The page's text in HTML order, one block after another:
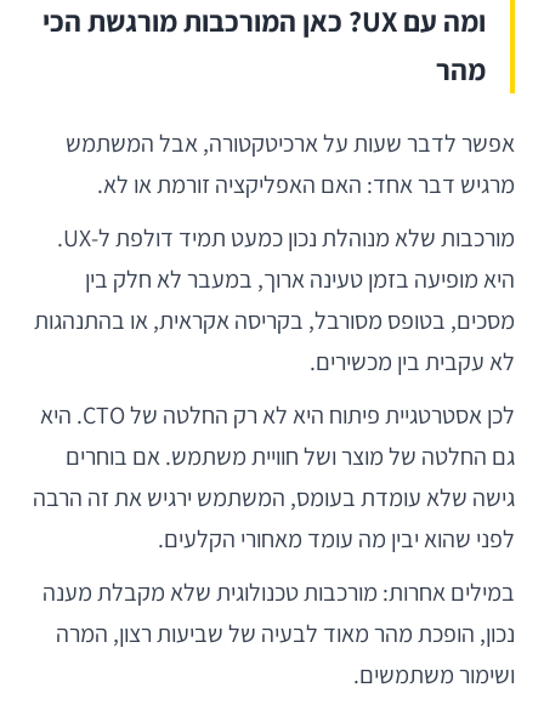
ומה עם UX? כאן המורכבות מורגשת הכי
מהר
אפשר לדבר שעות על ארכיטקטורה, אבל המשתמש
מרגיש דבר אחד: האם האפליקציה זורמת או לא.
מורכבות שלא מנוהלת נכון כמעט תמיד דולפת ל-UX.
היא מופיעה בזמן טעינה ארוך, במעבר לא חלק בין
מסכים, בטופס מסורבל, בקריסה אקראית, או בהתנהגות
לא עקבית בין מכשירים.
לכן אסטרטגיית פיתוח היא לא רק החלטה של CTO. היא
גם החלטה של מוצר ושל חוויית משתמש. אם בוחרים
גישה שלא עומדת בעומס, המשתמש ירגיש את זה הרבה
לפני שהוא יבין מה עומד מאחורי הקלעים.
במילים אחרות: מורכבות טכנולוגית שלא מקבלת מענה
נכון, הופכת מהר מאוד לבעיה של שביעות רצון, המרה
ושימור משתמשים.